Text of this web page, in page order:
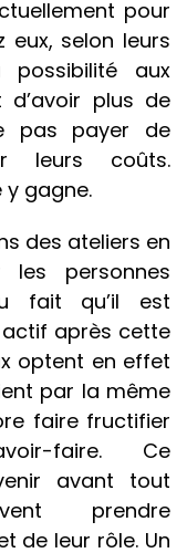
pour
eux, selon leurs
aux
plus de
pas payer de
leurs coûts.
gagne.
des ateliers en
les personnes
fait qu’il est
après cette
optent en effet
par la même
faire fructifier
faire. Ce
avant tout
prendre
de leur rôle. Un